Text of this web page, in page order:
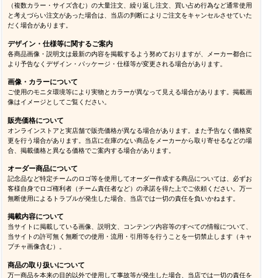
（複数カラー・サイズ含む）の大量注文、繰り返し注文、買い占め行為など通常使用
と考えづらい注文があった場合は、当店の判断によりご注文をキャンセルさせていた
だく場合があります。
デザイン・仕様等に関するご案内
各商品画像・説明文は最新の内容を掲載するよう努めておりますが、メーカー都合に
より予告なくデザイン・パッケージ・仕様等が変更される場合があります。
画像・カラーについて
ご使用のモニタ環境等により実物とカラーが異なって見える場合があります。掲載画
像はイメージとしてご覧ください。
販売価格について
オンラインストアと実店舗で販売価格が異なる場合があります。また予告なく価格変
更を行う場合があります。当店に在庫のない商品をメーカーから取り寄せるなどの場
合、掲載価格と異なる価格でご案内する場合があります。
オーダー商品について
記念品など特定チームのロゴ等を使用してオーダー作成する商品については、必ずお
客様自身でロゴ権利者（チーム責任者など）の承諾を得た上でご依頼ください。万一
無断使用によるトラブルが発生した場合、当店では一切の責任を負いかねます。
掲載内容について
当サイトに掲載している画像、説明文、コンテンツ内容等のすべての情報について、
当サイトの許可無く無断での使用・流用・引用等を行うことを一切禁止します（キャ
プチャ画像含む）。
商品の取り扱いについて
万一商品を本来の目的以外で使用して事故等が発生した場合、当店では一切の責任を